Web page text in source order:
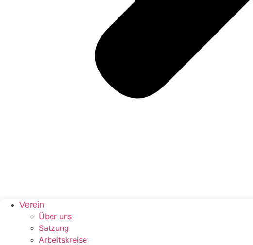
Verein
Über uns
Satzung
Arbeitskreise